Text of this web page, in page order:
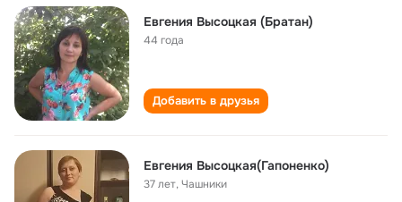
Евгения Высоцкая (Братан)
44 года
Добавить в друзья
Евгения Высоцкая(Гапоненко)
37 лет,Чашники